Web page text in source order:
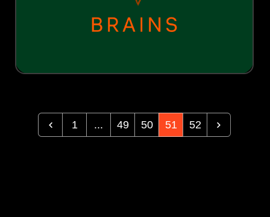
1 ... 49 50 51 52